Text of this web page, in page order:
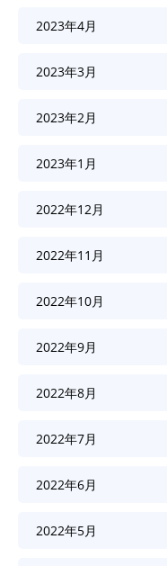
2023年4月
2023年3月
2023年2月
2023年1月
2022年12月
2022年11月
2022年10月
2022年9月
2022年8月
2022年7月
2022年6月
2022年5月